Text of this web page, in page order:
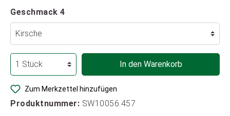
Geschmack 4
In den Warenkorb
Zum Merkzettel hinzufügen
Produktnummer: SW10056.457